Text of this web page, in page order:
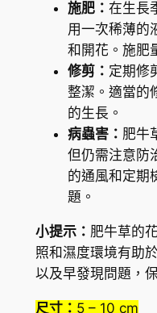
施肥： 在生長
用一次稀薄的
和開花。施肥
修剪： 定期修
整潔。適當的
的生長。
病蟲害： 肥牛
但仍需注意防
的通風和定期
題。
小提示： 肥牛草的
照和濕度環境有助
以及早發現問題，
尺寸： 5 – 10 cm